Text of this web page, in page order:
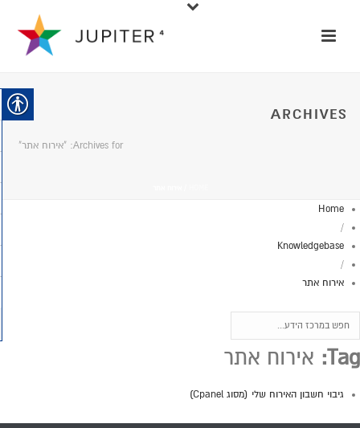
ARCHIVES
Archives for: "אירוח אתר"
Home
/
Knowledgebase
/
אירוח אתר
Tag: אירוח אתר
גיבוי חשבון האירוח שלי (מסוג Cpanel)